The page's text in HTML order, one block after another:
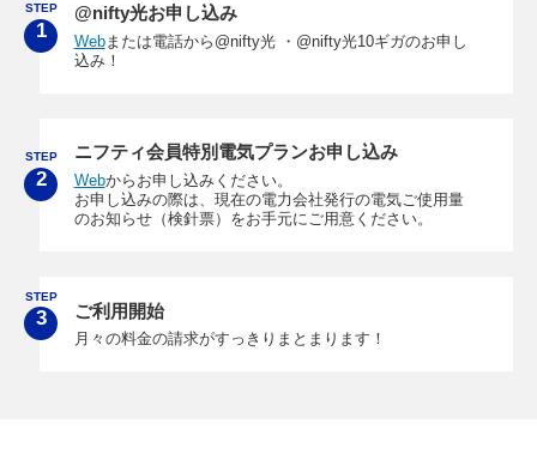
STEP
1
@nifty光お申し込み
Webまたは電話から@nifty光 ・@nifty光10ギガのお申し
込み！
STEP
2
ニフティ会員特別電気プランお申し込み
Webからお申し込みください。
お申し込みの際は、現在の電力会社発行の電気ご使用量
のお知らせ（検針票）をお手元にご用意ください。
STEP
3 ご利用開始
月々の料金の請求がすっきりまとまります！